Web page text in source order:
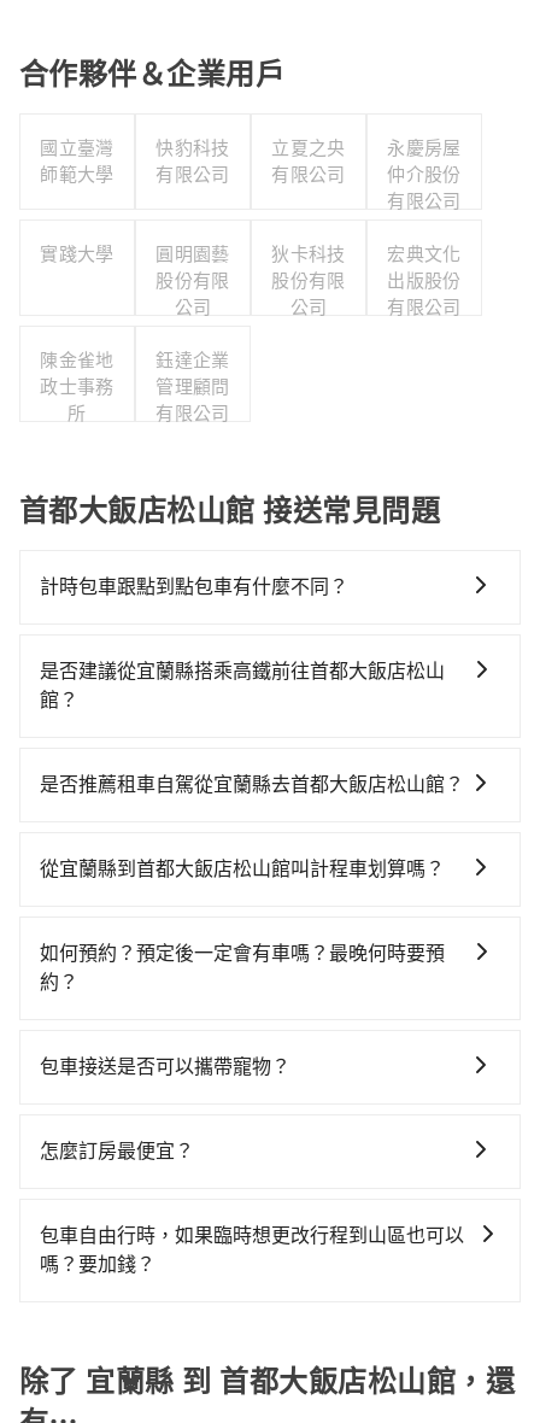
合作夥伴＆企業用戶
國立臺灣
師範大學
快豹科技
有限公司
立夏之央
有限公司
永慶房屋
仲介股份
有限公司
實踐大學
圓明園藝
股份有限
公司
狄卡科技
股份有限
公司
宏典文化
出版股份
有限公司
陳金雀地
政士事務
所
鈺達企業
管理顧問
有限公司
首都大飯店松山館 接送常見問題
計時包車跟點到點包車有什麼不同？
不同之處： 計時包車：計時包車是按照用車時間來計
費，通常以每小時為單位，客戶可以根據自己的需要預
等。 點到點包車：點到點包車是按照里程和目的地來計
個城市到另一個城市的長途包車。
是否建議從宜蘭縣搭乘高鐵前往首都大飯店松山
館？
較貴、費時、轉車麻煩，且難叫計程車前往高鐵站！南
案。假設從宜蘭縣礁溪鄉前往最靠近的南港高鐵站，叫
鐘，再乘坐7~8分鐘（平均8分）的高鐵從南港站前往台
北高鐵站，每人票價40元，再用15分鐘出站、等待車站
全程加上轉車時間共1小時50分鐘，假設3位同行，高鐵
0.9%，換句話說，臨時要叫小黃的難度是雙北大城市的
路。但如果全程使用tripool並到府專車接送，則每人平
均花費約440元，費時49分鐘。選擇搭乘高鐵而不預約
共乘服務，最多可再節省50%的交通費用。
是否推薦租車自駕從宜蘭縣去首都大飯店松山館？
時不需要閉目養神（因為要自己開車），最重要的是你
$115~205承租小轎車，每公里再額外加收$3.2，從宜蘭
縣（礁溪鄉）到首都大飯店松山館的花費預估為
40元路邊停車費用預估進去，但額外的汽車保險與可能
的車款，如果人數超過四位，更是沒有較大的七人座或
凹的車門仍未被修理，每一次租車都好像在開樂透一
樣。另外，偶爾也會遇到明明已經預約了時間但上一位
使用時還是有其區域的限制，實際可停靠的地點與你的
上下車地點仍有段距離，在遇到下雨天或者載行李時，
從宜蘭縣到首都大飯店松山館叫計程車划算嗎？
灣大車隊、Uber、Line Taxi、Yoxi等，如果在路邊攔不
到車，也可考慮打電話至附近的計程車隊，如礁溪計程
法計程車約750輛，計程車密度為雙北的0.9%，也就是
現場議價，建議最好先上網預約，以免當場被坑受騙。
貴了，如選擇tripool的九人座，可用約8.5折預約一台專
車服務。
如何預約？預定後一定會有車嗎？最晚何時要預
約？
務，可直接線上輸入上下車地點或地址，三秒內即可查
訊以及電子郵件確認信，如此就完成預約了，而司機與
議出發前一天中午以前完成預約，越早下訂價格越低
價，如臨時需要，前一天傍晚五點前仍會收單，最遲如
包車接送是否可以攜帶寵物？
預定時特別勾選，是可以讓置入提籠或提袋內的中小型
怎麼訂房最便宜？
OTA (online travel agent) 來完成，除了可以快速依據
地區、價位、人數、特殊需求來搜尋適合的旅店與房
有Booking.com、Agoda.com、Hotels.com、
Expedia.com、Trip.com等。正常來說，線上刷卡付款
包車自由行時，如果臨時想更改行程到山區也可以
嗎？要加錢？
行額外的費用收取。但是，這些費用會在您下訂單後、
出發前先與您進行確認，確保您明確知道所有的費用。
除了 宜蘭縣 到 首都大飯店松山館，還